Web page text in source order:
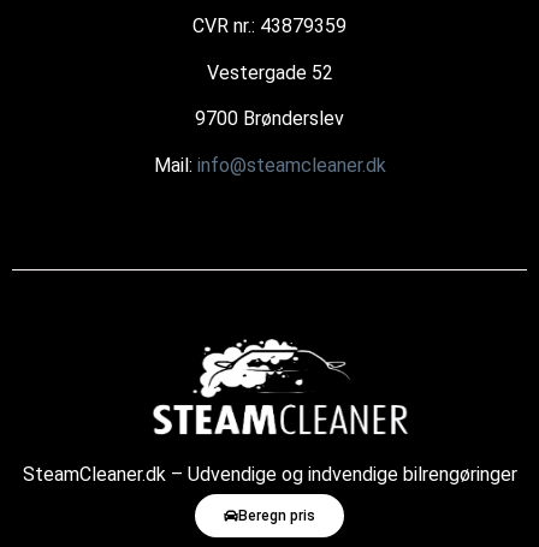
CVR nr.: 43879359
Vestergade 52
9700 Brønderslev
Mail: info@steamcleaner.dk
Beregn pris
SteamCleaner.dk – Udvendige og indvendige bilrengøringer